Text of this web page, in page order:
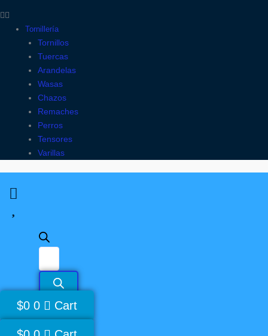
Tornillería
Tornillos
Tuercas
Arandelas
Wasas
Chazos
Remaches
Perros
Tensores
Varillas
$0 0 Cart